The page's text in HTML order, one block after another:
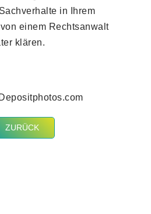
in Ihrem
einem Rechtsanwalt
klären.
ZURÜCK